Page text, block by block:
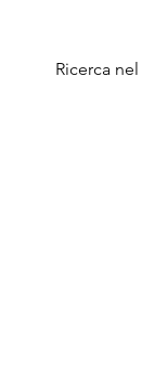
Ricerca